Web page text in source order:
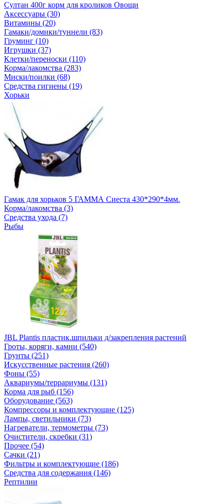
Султан 400г корм для кроликов Овощи
Аксессуары (30)
Витамины (20)
Гамаки/домики/туннели (83)
Груминг (10)
Игрушки (37)
Клетки/переноски (110)
Корма/лакомства (283)
Миски/поилки (68)
Средства гигиены (19)
Хорьки
Гамак для хорьков 5 ГАММА Сиеста 430*290*4мм.
Корма/лакомства (3)
Средства ухода (7)
Рыбы
JBL Plantis пластик.шпильки д/закрепления растений
Гроты, коряги, камни (540)
Грунты (251)
Искусственные растения (260)
Фоны (55)
Аквариумы/террариумы (131)
Корма для рыб (156)
Оборудование (563)
Компрессоры и комплектующие (125)
Лампы, светильники (73)
Нагреватели, термометры (73)
Очистители, скребки (31)
Прочее (54)
Сачки (21)
Фильтры и комплектующие (186)
Средства для содержания (146)
Рептилии